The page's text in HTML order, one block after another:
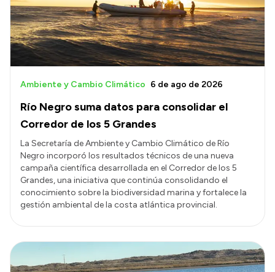
Río Negro suma datos para consolidar el
Corredor de los 5 Grandes
Ambiente y Cambio Climático 6 de ago de 2026
La Secretaría de Ambiente y Cambio Climático de Río
Negro incorporó los resultados técnicos de una nueva
campaña científica desarrollada en el Corredor de los 5
Grandes, una iniciativa que continúa consolidando el
conocimiento sobre la biodiversidad marina y fortalece la
gestión ambiental de la costa atlántica provincial.